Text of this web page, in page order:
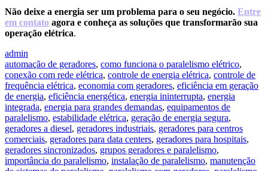
Não deixe a energia ser um problema para o seu negócio. Entre
em contato agora e conheça as soluções que transformarão sua
operação elétrica.
admin
automação de geradores, como funciona o paralelismo elétrico,
conexão com rede elétrica, controle de energia elétrica, controle de
frequência elétrica, economia com geradores, eficiência em geração
de energia, eficiência energética, energia ininterrupta, energia
integrada, energia para grandes demandas, equipamentos de
paralelismo, estabilidade elétrica, geração de energia segura,
geradores a diesel, geradores industriais, geradores para centros
comerciais, geradores para data centers, geradores para hospitais,
geradores sincronizados, grupos geradores e paralelismo,
importância do paralelismo, instalação de paralelismo, manutenção